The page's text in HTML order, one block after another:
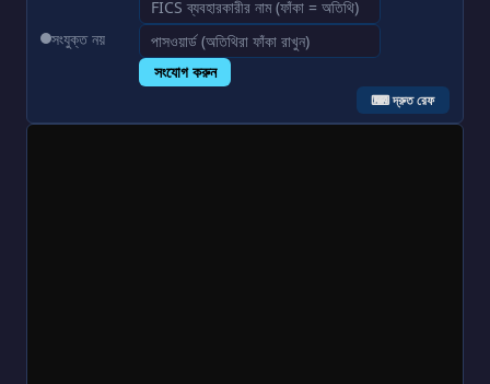
সংযুক্ত নয়
সংযোগ করুন
⌨ দ্রুত রেফ